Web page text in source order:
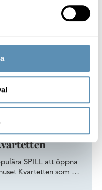
Hyllie, säger Emelie
öppnar
SPILL att öppna
Kvartetten som är